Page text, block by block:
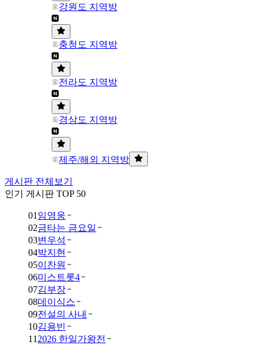
강원도 지역방
충청도 지역방
전라도 지역방
경상도 지역방
제주/해외 지역방
게시판 전체보기
인기 게시판 TOP 50
01 임영웅
02금타는 금요일
03변우석
04박지현
05이찬원
06미스트롯4
07김부장
08데이식스
09전설의 사내
10김용빈
11 2026 한일가왕전